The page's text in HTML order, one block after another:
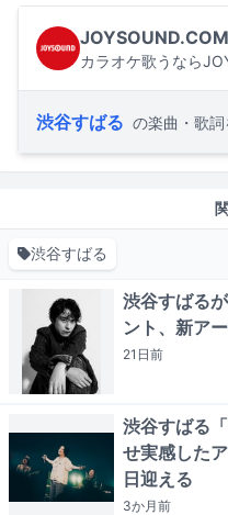
JOYSOUND.COM
カラオケ歌うなら
渋谷すばる の楽曲・歌
渋谷すばる
渋谷すばる
ント、新ア
21日前
渋谷すばる
せ実感した
日迎える
3か月前